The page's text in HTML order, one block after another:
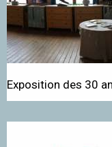
Exposition des 30